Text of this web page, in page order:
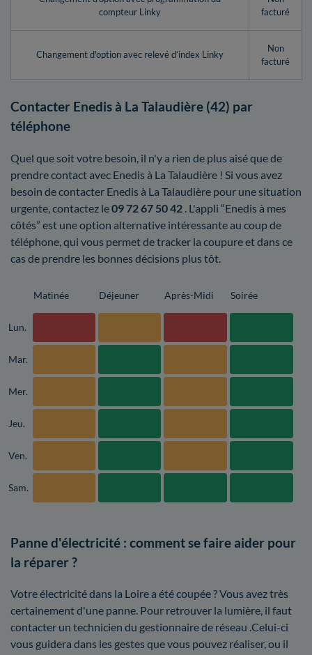
compteur Linky
facturé
Changement d'option avec relevé d’index Linky
Non
facturé
Contacter Enedis à La Talaudière (42) par
téléphone
Quel que soit votre besoin, il n'y a rien de plus aisé que de
prendre contact avec Enedis à La Talaudière ! Si vous avez
besoin de contacter Enedis à La Talaudière pour une situation
urgente, contactez le09 72 67 50 42 . L'appli “Enedis à mes
côtés” est une option alternative intéressante au coup de
téléphone, qui vous permet de tracker la coupure et dans ce
cas de prendre les bonnes décisions plus tôt.
Matinée Déjeuner Après-Midi Soirée
Lun.
Mar.
Mer.
Jeu.
Ven.
Sam.
Panne d'électricité : comment se faire aider pour
la réparer ?
Votre électricité dans la Loire a été coupée ? Vous avez très
certainement d'une panne. Pour retrouver la lumière, il faut
contacter un technicien du gestionnaire de réseau .Celui-ci
vous guidera dans les gestes que vous pouvez réaliser, ou il